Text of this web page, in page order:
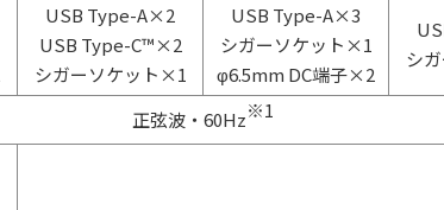
USB Type-A×2
USB Type-C™×2
シガーソケット×1
USB Type-A×3
シガーソケット×1
φ6.5mm DC端子×2
シ
正弦波・60Hz※1